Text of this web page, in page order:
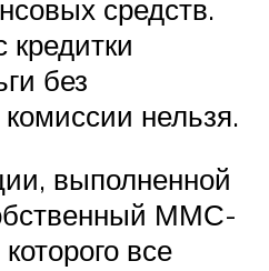
средств.
без
нельзя.
выполненной
ММС-
все